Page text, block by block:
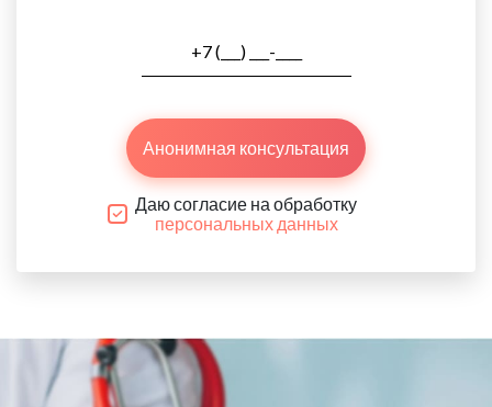
Анонимная консультация
Даю согласие на обработку
персональных данных